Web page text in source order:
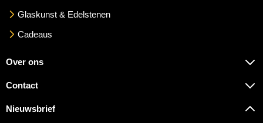
Glaskunst & Edelstenen
Cadeaus
Over ons
Contact
Nieuwsbrief